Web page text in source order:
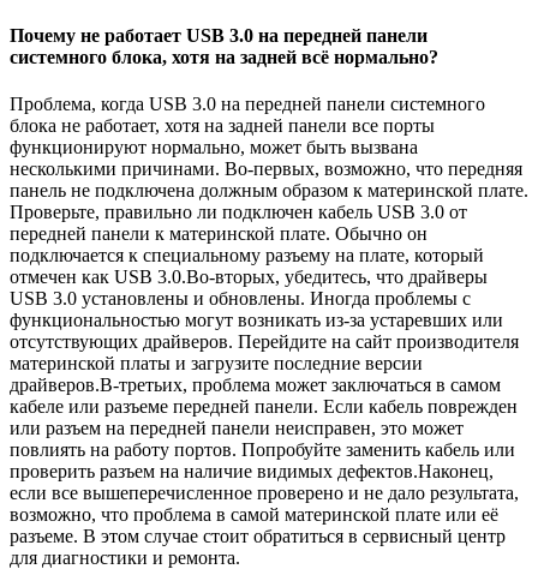
Почему не работает USB 3.0 на передней панели
системного блока, хотя на задней всё нормально?
Проблема, когда USB 3.0 на передней панели системного
блока не работает, хотя на задней панели все порты
функционируют нормально, может быть вызвана
несколькими причинами. Во-первых, возможно, что передняя
панель не подключена должным образом к материнской плате.
Проверьте, правильно ли подключен кабель USB 3.0 от
передней панели к материнской плате. Обычно он
подключается к специальному разъему на плате, который
отмечен как USB 3.0.Во-вторых, убедитесь, что драйверы
USB 3.0 установлены и обновлены. Иногда проблемы с
функциональностью могут возникать из-за устаревших или
отсутствующих драйверов. Перейдите на сайт производителя
материнской платы и загрузите последние версии
драйверов.В-третьих, проблема может заключаться в самом
кабеле или разъеме передней панели. Если кабель поврежден
или разъем на передней панели неисправен, это может
повлиять на работу портов. Попробуйте заменить кабель или
проверить разъем на наличие видимых дефектов.Наконец,
если все вышеперечисленное проверено и не дало результата,
возможно, что проблема в самой материнской плате или её
разъеме. В этом случае стоит обратиться в сервисный центр
для диагностики и ремонта.